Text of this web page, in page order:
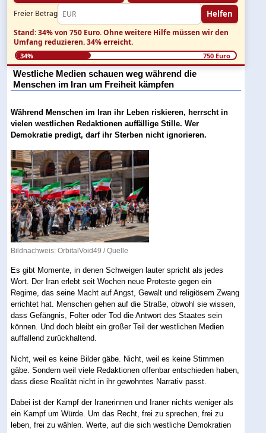
Freier Betrag Helfen
Stand: 34% von 750 Euro.Ohne weitere Hilfe müssen wir den
Umfang reduzieren.34% erreicht.
34% 750 Euro
Westliche Medien schauen weg während die
Menschen im Iran um Freiheit kämpfen
Während Menschen im Iran ihr Leben riskieren, herrscht in
vielen westlichen Redaktionen auffällige Stille. Wer
Demokratie predigt, darf ihr Sterben nicht ignorieren.
Bildnachweis: OrbitalVoid49 /Quelle
Es gibt Momente, in denen Schweigen lauter spricht als jedes
Wort. Der Iran erlebt seit Wochen neue Proteste gegen ein
Regime, das seine Macht auf Angst, Gewalt und religiösem Zwang
errichtet hat. Menschen gehen auf die Straße, obwohl sie wissen,
dass Gefängnis, Folter oder Tod die Antwort des Staates sein
können. Und doch bleibt ein großer Teil der westlichen Medien
auffallend zurückhaltend.
Nicht, weil es keine Bilder gäbe. Nicht, weil es keine Stimmen
gäbe. Sondern weil viele Redaktionen offenbar entschieden haben,
dass diese Realität nicht in ihr gewohntes Narrativ passt.
Dabei ist der Kampf der Iranerinnen und Iraner nichts weniger als
ein Kampf um Würde. Um das Recht, frei zu sprechen, frei zu
leben, frei zu wählen. Werte, auf die sich westliche Demokratien